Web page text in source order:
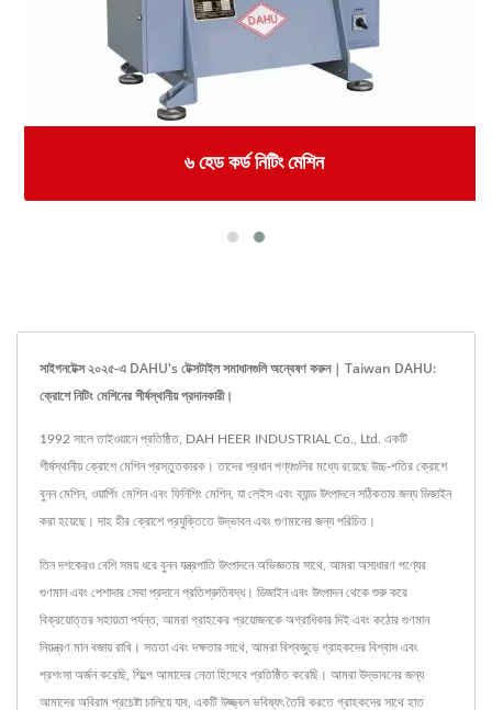
৬ হেড কর্ড নিটিং মেশিন
সাইগনটেক্স ২০২৫-এ DAHU's টেক্সটাইল সমাধানগুলি অন্বেষণ করুন | Taiwan DAHU:
ক্রোশে নিটিং মেশিনের শীর্ষস্থানীয় প্রদানকারী।
1992 সালে তাইওয়ানে প্রতিষ্ঠিত, DAH HEER INDUSTRIAL Co., Ltd. একটি
শীর্ষস্থানীয় ক্রোশে মেশিন প্রস্তুতকারক। তাদের প্রধান পণ্যগুলির মধ্যে রয়েছে উচ্চ-গতির ক্রোশে
বুনন মেশিন, ওয়ার্পিং মেশিন এবং ফিনিশিং মেশিন, যা লেইস এবং ব্যান্ড উৎপাদনে সঠিকতার জন্য ডিজাইন
করা হয়েছে। দাহ হীর ক্রোশে প্রযুক্তিতে উদ্ভাবন এবং গুণমানের জন্য পরিচিত।
তিন দশকেরও বেশি সময় ধরে বুনন যন্ত্রপাতি উৎপাদনে অভিজ্ঞতার সাথে, আমরা অসাধারণ পণ্যের
গুণমান এবং পেশাদার সেবা প্রদানে প্রতিশ্রুতিবদ্ধ। ডিজাইন এবং উৎপাদন থেকে শুরু করে
বিক্রয়োত্তর সহায়তা পর্যন্ত, আমরা গ্রাহকের প্রয়োজনকে অগ্রাধিকার দিই এবং কঠোর গুণমান
নিয়ন্ত্রণ মান বজায় রাখি। সততা এবং দক্ষতার সাথে, আমরা বিশ্বজুড়ে গ্রাহকদের বিশ্বাস এবং
প্রশংসা অর্জন করেছি, শিল্পে আমাদের নেতা হিসেবে প্রতিষ্ঠিত করেছি। আমরা উদ্ভাবনের জন্য
আমাদের অবিরাম প্রচেষ্টা চালিয়ে যাব, একটি উজ্জ্বল ভবিষ্যৎ তৈরি করতে গ্রাহকদের সাথে হাত